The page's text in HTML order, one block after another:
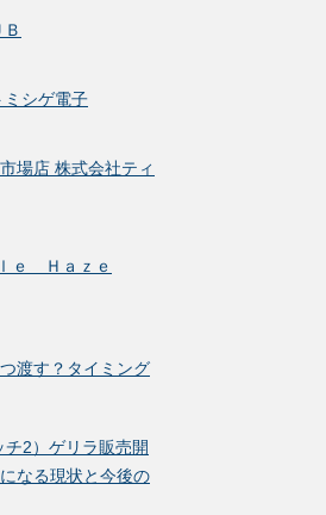
ミシゲ電子
場店 株式会社ティ
ｅ Ｈａｚｅ
渡す？タイミング
チ2）ゲリラ販売開
なる現状と今後の